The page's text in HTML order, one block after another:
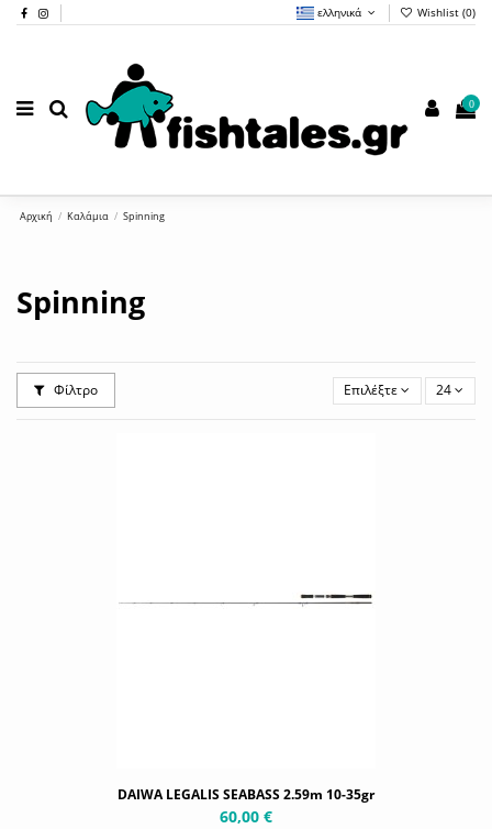
ελληνικά Wishlist (0)
0
Αρχική Καλάμια Spinning
Spinning
Φίλτρο Επιλέξτε 24
DAIWA LEGALIS SEABASS 2.59m 10-35gr
60,00 €